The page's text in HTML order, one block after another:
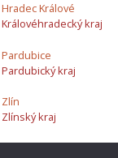
Hradec Králové
Královéhradecký kraj
Pardubice
Pardubický kraj
Zlín
Zlínský kraj